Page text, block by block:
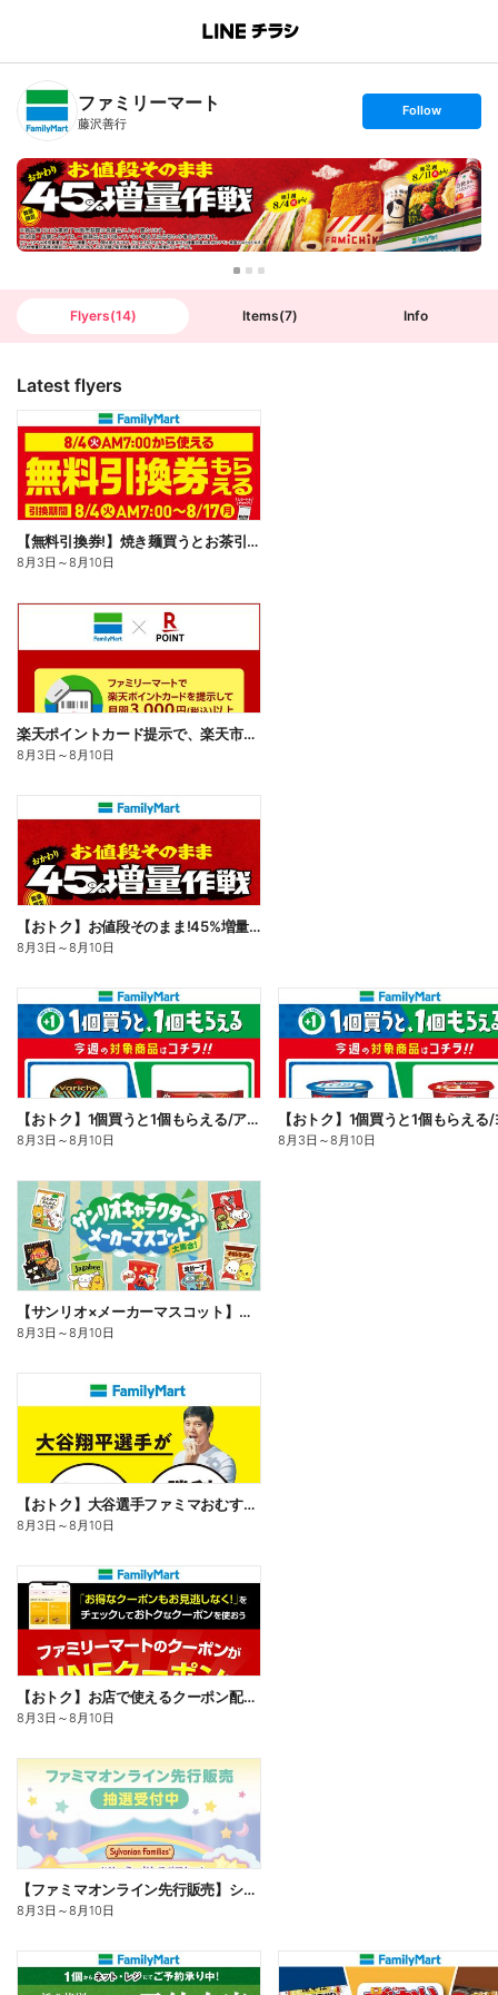
B
n
T
ファミリーマート
藤沢善行
s
t
o
l
l
o
w
Follow
Flyers(14) Items(7) Info
Latest flyers
【無料引換券!】焼き麺買うとお茶引換券貰える!
8月3日 ～8月10日
楽天ポイントカード提示で、楽天市場でのお買い物がおトクに!
8月3日 ～8月10日
【おトク】お値段そのまま!45%増量作戦!
8月3日 ～8月10日
【おトク】1個買うと1個もらえる/アイス
8月3日 ～8月10日 8月3日 ～8月10日
【サンリオ×メーカーマスコット】オリジナルグッズ貰える!
8月3日 ～8月10日
【おトク】大谷選手ファミマおむすび割
8月3日 ～8月10日
【おトク】お店で使えるクーポン配信中
8月3日 ～8月10日
【ファミマオンライン先行販売】シルバニアファミリー
8月3日 ～8月10日